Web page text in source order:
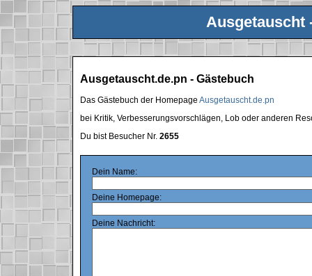
Ausgetauscht
Ausgetauscht.de.pn - Gästebuch
Das Gästebuch der HomepageAusgetauscht.de.pn
bei Kritik, Verbesserungsvorschlägen, Lob oder anderen
Du bist Besucher Nr.2655
Dein Name:
Deine Homepage:
Deine Nachricht: